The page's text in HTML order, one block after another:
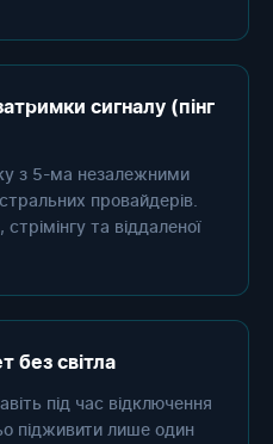
сигналу (пінг
з 5-ма незалежними
провайдерів.
та віддаленої
без світла
під час відключення
підживити лише один